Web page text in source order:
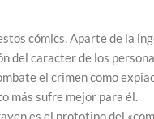
cómics. Aparte de la
del caracter de los
el crimen como
más sufre mejor para él.
es el prototipo del